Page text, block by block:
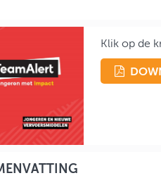
Klik op de